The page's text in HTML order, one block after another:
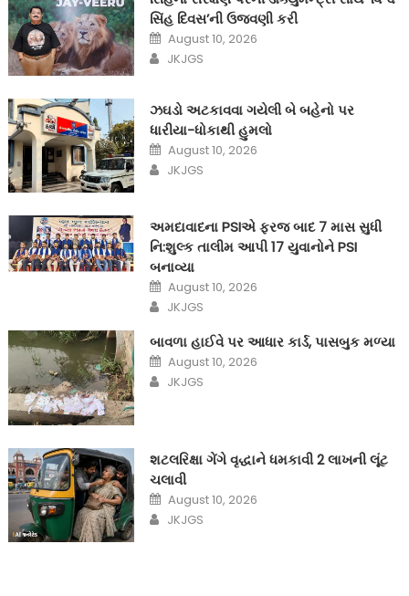
સિંહ દિવસ’ની ઉજવણી કરી
Posted
on
August 10, 2026
Author
JKJGS
ઝઘડો અટકાવવા ગયેલી બે બહેનો પર
ધારીયા-ધોકાથી હુમલો
Posted
on
August 10, 2026
Author
JKJGS
અમદાવાદના PSIએ ફરજ બાદ 7 માસ સુધી
નિ:શુલ્ક તાલીમ આપી 17 યુવાનોને PSI
બનાવ્યા
Posted
on
August 10, 2026
Author
JKJGS
બાવળા હાઈવે પર આધાર કાર્ડ, પાસબુક મળ્યા
Posted
on
August 10, 2026
Author
JKJGS
શટલરિક્ષા ગેંગે વૃદ્ધાને ધમકાવી 2 લાખની લૂંટ
ચલાવી
Posted
on
August 10, 2026
Author
JKJGS